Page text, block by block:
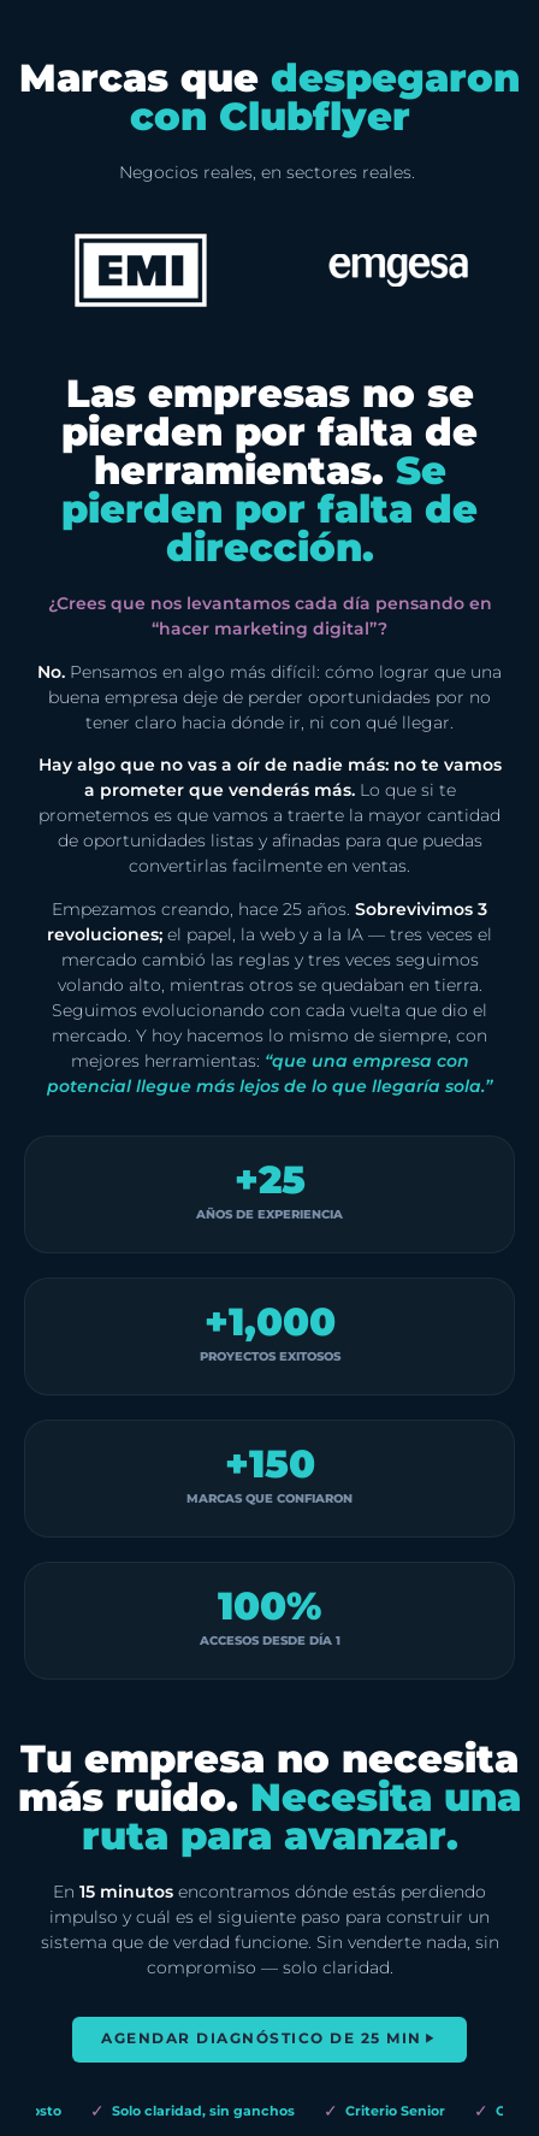
Marcas que despegaron
con Clubflyer
Negocios reales, en sectores reales.
Las empresas no se
pierden por falta de
herramientas. Se
pierden por falta de
dirección.
¿Crees que nos levantamos cada día pensando en
“hacer marketing digital”?
No. Pensamos en algo más difícil: cómo lograr que una
buena empresa deje de perder oportunidades por no
tener claro hacia dónde ir, ni con qué llegar.
Hay algo que no vas a oír de nadie más: no te vamos
a prometer que venderás más.Lo que si te
prometemos es que vamos a traerte la mayor cantidad
de oportunidades listas y afinadas para que puedas
convertirlas facilmente en ventas.
Empezamos creando, hace 25 años. Sobrevivimos 3
revoluciones; el papel, la web y a la IA — tres veces el
mercado cambió las reglas y tres veces seguimos
volando alto, mientras otros se quedaban en tierra.
Seguimos evolucionando con cada vuelta que dio el
mercado. Y hoy hacemos lo mismo de siempre, con
mejores herramientas: “que una empresa con
potencial llegue más lejos de lo que llegaría sola.”
AÑOS DE EXPERIENCIA
+25
PROYECTOS EXITOSOS
+1,000
MARCAS QUE CONFIARON
+150
ACCESOS DESDE DÍA 1
100%
Tu empresa no necesita
más ruido. Necesita una
ruta para avanzar.
En 15 minutos encontramos dónde estás perdiendo
impulso y cuál es el siguiente paso para construir un
sistema que de verdad funcione. Sin venderte nada, sin
compromiso — solo claridad.
AGENDAR DIAGNÓSTICO DE 25 MIN
costo Solo claridad, sin ganchos Criterio Senior Cero